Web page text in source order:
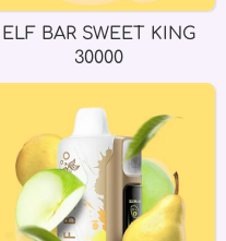
ELF BAR SWEET KING
30000